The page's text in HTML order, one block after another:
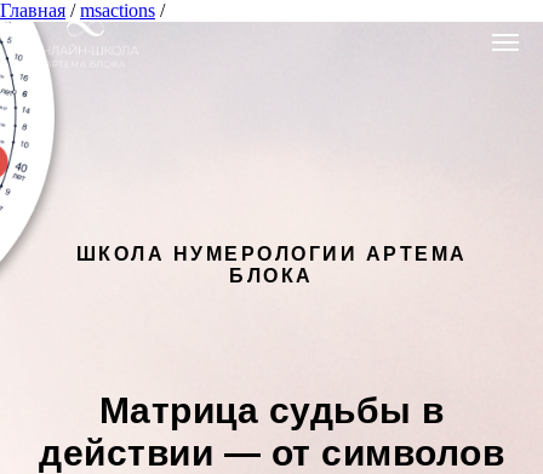
Главная /msactions /
ШКОЛА НУМЕРОЛОГИИ АРТЕМА
БЛОКА
Матрица судьбы в
действии — от символов